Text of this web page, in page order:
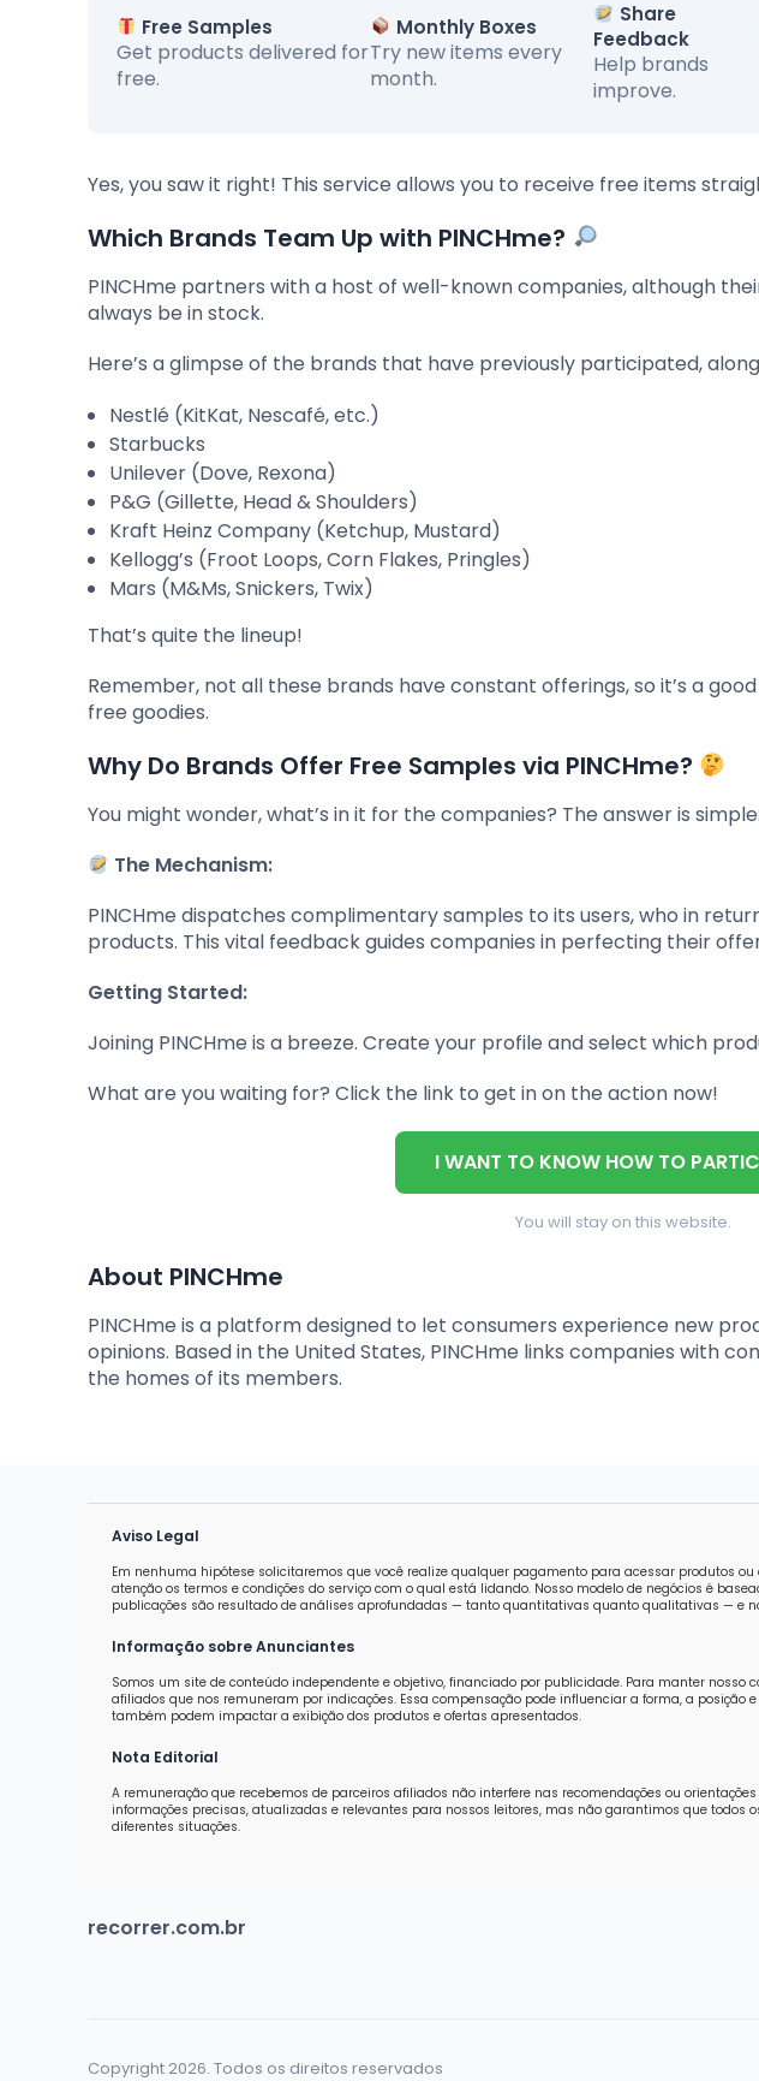
Free Samples
Get products delivered for
free.
Monthly Boxes
Try new items every
month.
Share
Feedback
Help brands
improve.
Yes, you saw it right! This service allows you to receive free items
Which Brands Team Up with PINCHme?
PINCHme partners with a host of well-known companies, although
always be in stock.
Here’s a glimpse of the brands that have previously participated,
Nestlé (KitKat, Nescafé, etc.)
Starbucks
Unilever (Dove, Rexona)
P&G (Gillette, Head & Shoulders)
Kraft Heinz Company (Ketchup, Mustard)
Kellogg’s (Froot Loops, Corn Flakes, Pringles)
Mars (M&Ms, Snickers, Twix)
That’s quite the lineup!
Remember, not all these brands have constant offerings, so it’s a
free goodies.
Why Do Brands Offer Free Samples via PINCHme?
You might wonder, what’s in it for the companies? The answer is
The Mechanism:
PINCHme dispatches complimentary samples to its users, who in
products. This vital feedback guides companies in perfecting their
Getting Started:
Joining PINCHme is a breeze. Create your profile and select which
What are you waiting for? Click the link to get in on the action now!
I WANT TO KNOW HOW TO
You will stay on this website.
About PINCHme
PINCHme is a platform designed to let consumers experience new
opinions. Based in the United States, PINCHme links companies with
the homes of its members.
Aviso Legal
Em nenhuma hipótese solicitaremos que você realize qualquer pagamento para acessar produtos
atenção os termos e condições do serviço com o qual está lidando. Nosso modelo de negócios é
publicações são resultado de análises aprofundadas — tanto quantitativas quanto qualitativas — e
Informação sobre Anunciantes
Somos um site de conteúdo independente e objetivo, financiado por publicidade. Para manter
afiliados que nos remuneram por indicações. Essa compensação pode influenciar a forma, a
também podem impactar a exibição dos produtos e ofertas apresentados.
Nota Editorial
A remuneração que recebemos de parceiros afiliados não interfere nas recomendações ou
informações precisas, atualizadas e relevantes para nossos leitores, mas não garantimos que
diferentes situações.
recorrer.com.br
Copyright 2026. Todos os direitos reservados